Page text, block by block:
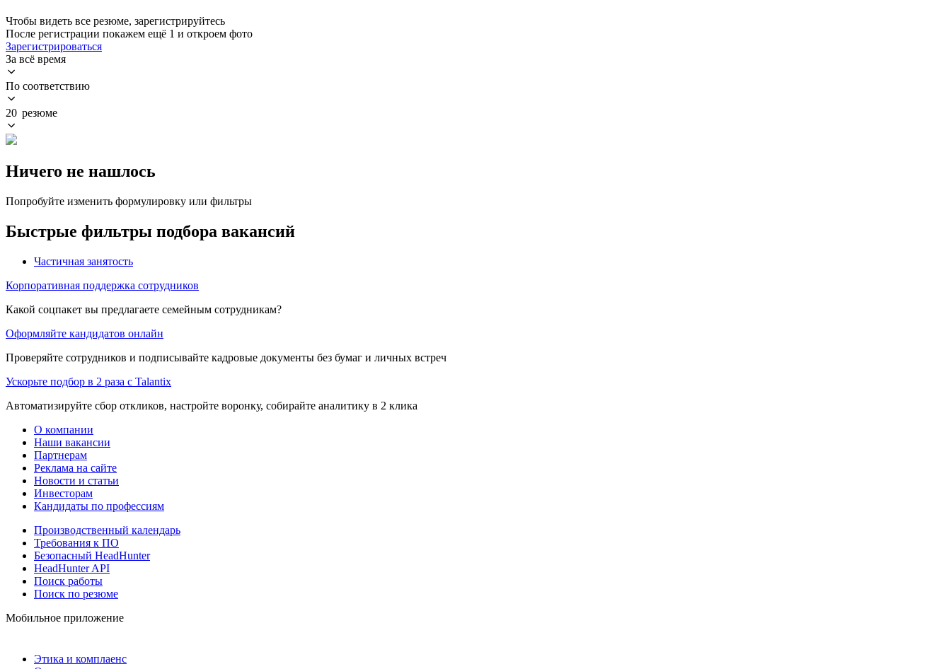
Чтобы видеть все резюме, зарегистрируйтесь
После регистрации покажем ещё 1 и откроем фото
Зарегистрироваться
За всё время
По соответствию
20 резюме
Ничего не нашлось
Попробуйте изменить формулировку или фильтры
Быстрые фильтры подбора вакансий
Частичная занятость
Корпоративная поддержка сотрудников
Какой соцпакет вы предлагаете семейным сотрудникам?
Оформляйте кандидатов онлайн
Проверяйте сотрудников и подписывайте кадровые документы без бумаг и личных встреч
Ускорьте подбор в 2 раза с Talantix
Автоматизируйте сбор откликов, настройте воронку, собирайте аналитику в 2 клика
О компании
Наши вакансии
Партнерам
Реклама на сайте
Новости и статьи
Инвесторам
Кандидаты по профессиям
Производственный календарь
Требования к ПО
Безопасный HeadHunter
HeadHunter API
Поиск работы
Поиск по резюме
Мобильное приложение
Этика и комплаенс